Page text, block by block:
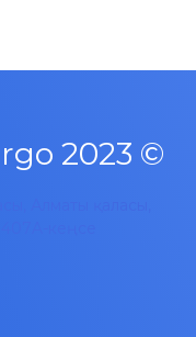
2023 ©